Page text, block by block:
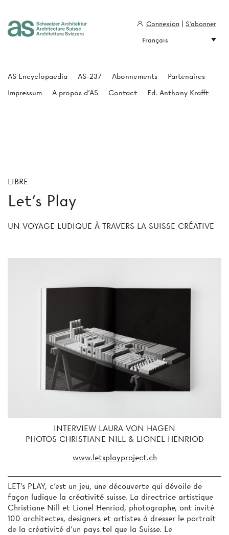
LIBRE
Let's Play
UN VOYAGE LUDIQUE À TRAVERS LA SUISSE CRÉATIVE
INTERVIEW LAURA VON HAGEN
PHOTOS CHRISTIANE NILL & LIONEL HENRIOD
www.letsplayproject.ch
LET’s PLAY, c’est un jeu, une découverte qui dévoile de
façon ludique la créativité suisse. La directrice artistique
Christiane Nill et Lionel Henriod, photographe, ont invité
100 architectes, designers et artistes à dresser le portrait
de la créativité d’un pays tel que la Suisse. Le
AS Encyclopaedia AS-237 Abonnements
Partenaires
Impressum
A propos d'AS Contact Ed. Anthony Krafft
Connexion
S'abonner
Français